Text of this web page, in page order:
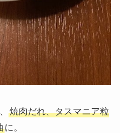
焼肉だれ、タスマニア粒
に。